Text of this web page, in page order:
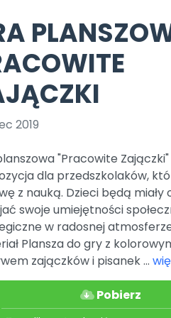
Archiwalne
Pomoc
Nowości
Zapowiedzi
czerwca 2024 r. uzyskała
Online.
Bliżej Pieska
Pomoc zwierzętom
Książka (dla) Przedszkolaka
Promowanie czytelnictwa
TikTok
Zobacz nas na TikToku
YouTube
Filmy edukacyjne
2019
"Pracowite
dla przedszkolaków,
z nauką. Dzieci będą miały
swoje umiejętności
w radosnej
Plansza do gry z
zajączków i pisanek ...
Pobierz